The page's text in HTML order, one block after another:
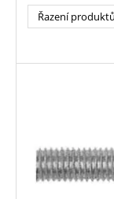
Řazení produktů